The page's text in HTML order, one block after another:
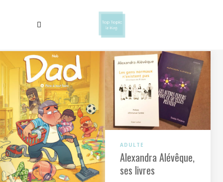
ADULTE
Alexandra Alévêque,
ses livres